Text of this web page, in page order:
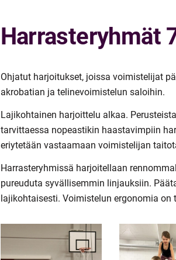
Harrasteryhmät
Ohjatut harjoitukset, joissa voimistelijat
akrobatian ja telinevoimistelun saloihin.
Lajikohtainen harjoittelu alkaa.
tarvittaessa nopeastikin haastavimpiin
eriytetään vastaamaan voimistelijan
Harrasteryhmissä harjoitellaan
pureuduta syvällisemmin linjauksiin.
lajikohtaisesti. Voimistelun ergonomia